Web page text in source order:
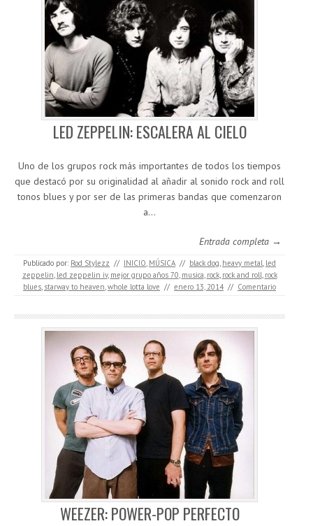
LED ZEPPELIN: ESCALERA AL CIELO
Uno de los grupos rock más importantes de todos los tiempos
que destacó por su originalidad al añadir al sonido rock and roll
tonos blues y por ser de las primeras bandas que comenzaron
a…
Entrada completa →
Publicado por: Rod Stylezz // INICIO, MÚSICA // black dog, heavy metal, led
zeppelin, led zeppelin iv, mejor grupo años 70, musica, rock, rock and roll, rock
blues, starway to heaven,whole lotta love // enero 13, 2014 // Comentario
WEEZER: POWER-POP PERFECTO